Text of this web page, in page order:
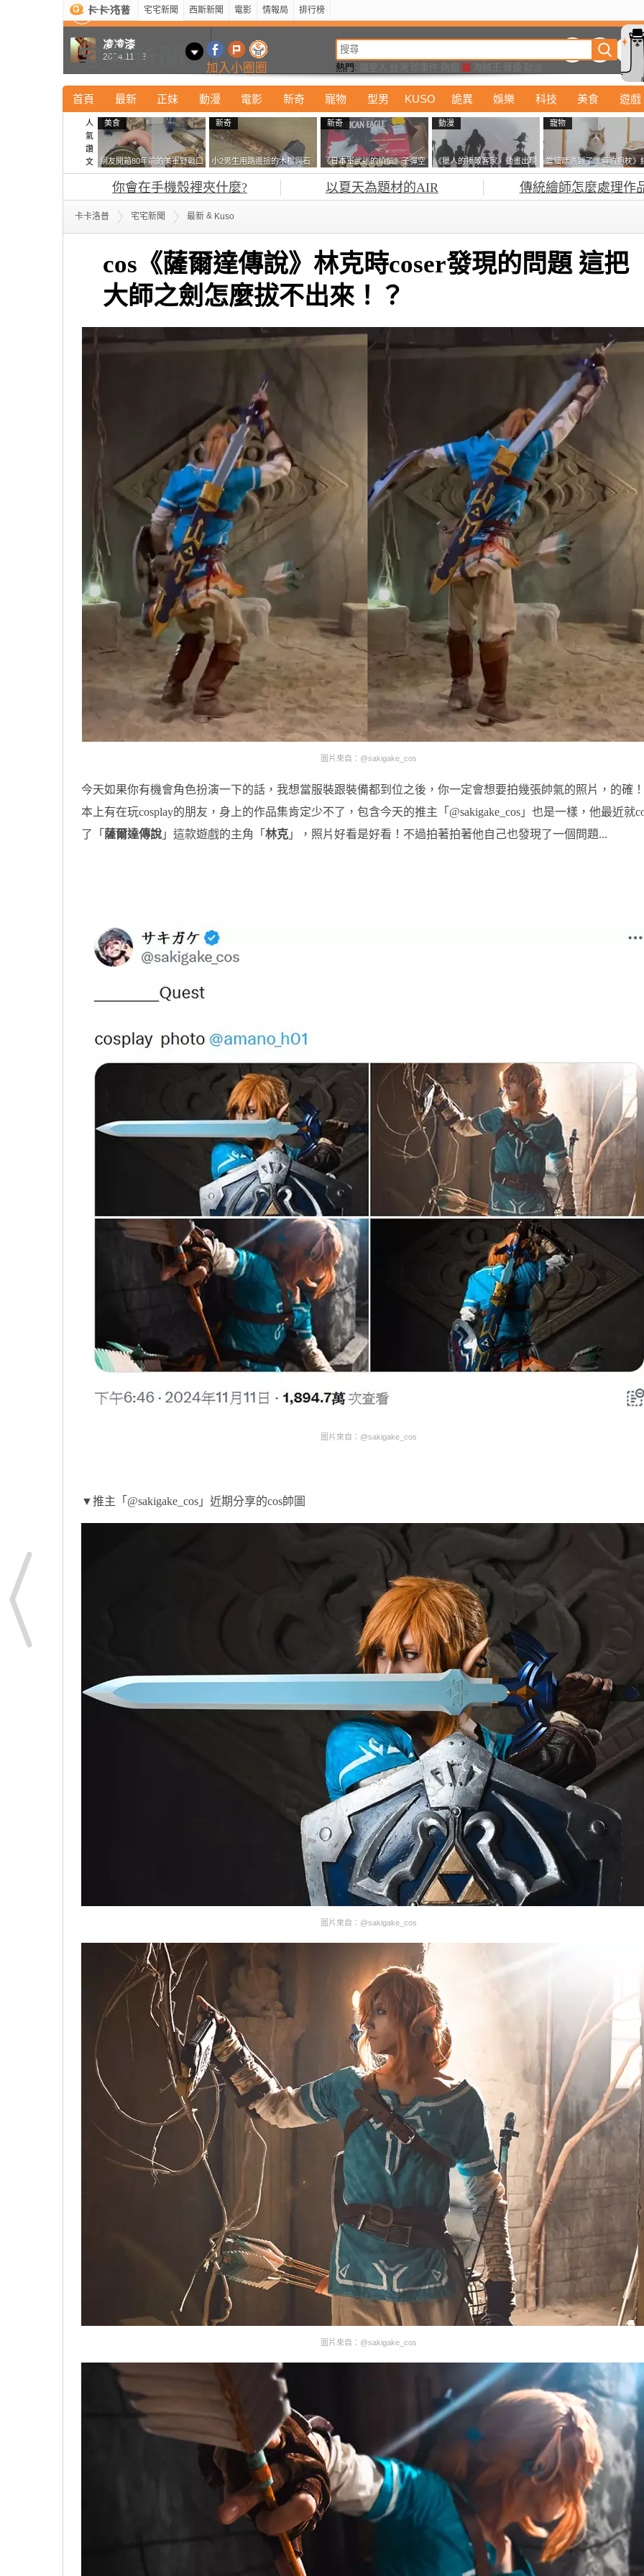
宅宅新聞 西斯新聞 電影 情報局 排行榜
加入小圈圈 熱門: 貓
首頁 最新 正妹 動漫 電影 新奇 寵物 型男 KUSO 詭異 娛樂 科技 美食 遊戲
人
氣
讚
文
美食
網友開箱80年前的美軍野戰口
糧 罐頭本身保存良好，但裡
面的味道...
新奇
小2男生用路邊撿的木棍與石
頭做成了《石斧》馬麻打開書
包嚇一跳怎麼會有這種東
西！？
新奇
《日本軍武迷的煩惱》子彈空
盒在日本超級貴 美國網友直
接一大箱寄給他了
動漫
《獵人的揍敵客家》動畫出現
的這個剪影是誰？你是不是忘
記還有這號人物了
寵物
當貓咪遇到了《海豹抱枕》
果玩了10天後，海豹一整個
鐘笑翻網友
你會在手機殼裡夾什麼? 以夏天為題材的AIR 傳統繪師怎麼處理作
卡卡洛普 宅宅新聞 最新 & Kuso
cos《薩爾達傳說》林克時coser發現的問題 這把
大師之劍怎麼拔不出來！？
最新 新奇 正妹 寵物 型男 Kuso 科技 動漫
凌凌漆
2024.11.13
圖片來自：@sakigake_cos
今天如果你有機會角色扮演一下的話，我想當服裝跟裝備都到位之後，你一定會想要拍幾張帥氣的照片，的確
本上有在玩cosplay的朋友，身上的作品集肯定少不了，包含今天的推主「@sakigake_cos」也是一樣，他最近就
了「 薩爾達傳說 」這款遊戲的主角「 林克 」，照片好看是好看！不過拍著拍著他自己也發現了一個問題...
圖片來自：@sakigake_cos
▼推主「@sakigake_cos」近期分享的cos帥圖
圖片來自：@sakigake_cos
圖片來自：@sakigake_cos